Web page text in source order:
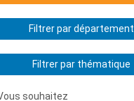
Filtrer par département
Filtrer par thématique
souhaitez